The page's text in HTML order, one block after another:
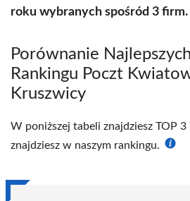
roku wybranych spośród 3 firm.
Porównanie
Rankingu Poczt
Kruszwicy
W poniższej tabeli znajdziesz TOP
znajdziesz w naszym rankingu.